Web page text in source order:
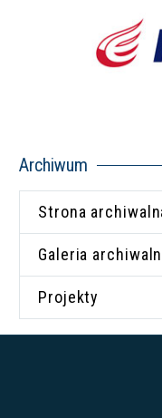
Archiwum
Strona
Galeria
Projekty